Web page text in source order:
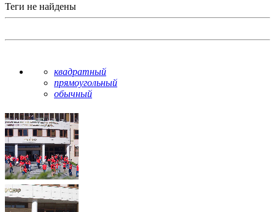
Теги не найдены
квадратный
прямоугольный
обычный